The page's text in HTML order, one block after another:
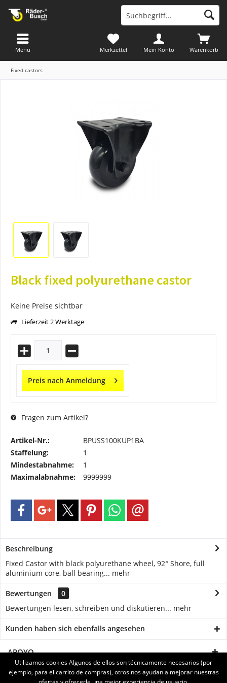
Warenkorb
Merkzettel Mein Konto
Menü
Fixed castors
Black fixed polyurethane castor
Keine Preise sichtbar
Lieferzeit 2 Werktage
Preis nach Anmeldung
Fragen zum Artikel?
Artikel-Nr.:
BPUSS100KUP1BA
Staffelung:
1
Mindestabnahme:
1
Maximalabnahme:
9999999
Beschreibung
Fixed Castor with black polyurethane wheel, 92° Shore, full
aluminium core, ball bearing... mehr
Bewertungen
0
Bewertungen lesen, schreiben und diskutieren... mehr
Kunden haben sich ebenfalls angesehen
APOYO
SERVICE
Utilizamos cookies Algunos de ellos son técnicamente necesarios (por
ejemplo, para el carrito de compras), otros nos ayudan a mejorar nuestras